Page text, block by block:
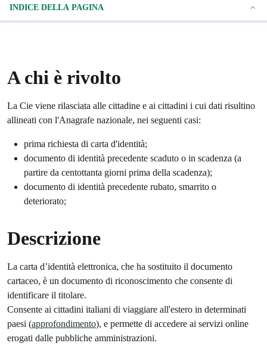
INDICE DELLA PAGINA
A chi è rivolto
La Cie viene rilasciata alle cittadine e ai cittadini i cui dati risultino
allineati con l'Anagrafe nazionale, nei seguenti casi:
prima richiesta di carta d'identità;
documento di identità precedente scaduto o in scadenza (a
partire da centottanta giorni prima della scadenza);
documento di identità precedente rubato, smarrito o
deteriorato;
Descrizione
La carta d’identità elettronica, che ha sostituito il documento
cartaceo, è un documento di riconoscimento che consente di
identificare il titolare.
Consente ai cittadini italiani di viaggiare all'estero in determinati
paesi (approfondimento), e permette di accedere ai servizi online
erogati dalle pubbliche amministrazioni.